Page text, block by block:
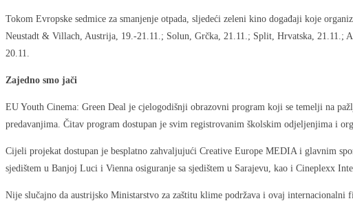
Tokom Evropske sedmice za smanjenje otpada, sljedeći zeleni kino događaji koje
Neustadt & Villach, Austrija, 19.-21.11.; Solun, Grčka, 21.11.; Split, Hrvatska,
20.11.
Zajedno smo jači
EU Youth Cinema: Green Deal je cjelogodišnji obrazovni program koji se temelji na
predavanjima. Čitav program dostupan je svim registrovanim školskim odjeljenjima i
Cijeli projekat dostupan je besplatno zahvaljujući Creative Europe MEDIA i glavnim
sjedištem u Banjoj Luci i Vienna osiguranje sa sjedištem u Sarajevu, kao i Cineplexx
Nije slučajno da austrijsko Ministarstvo za zaštitu klime podržava i ovaj